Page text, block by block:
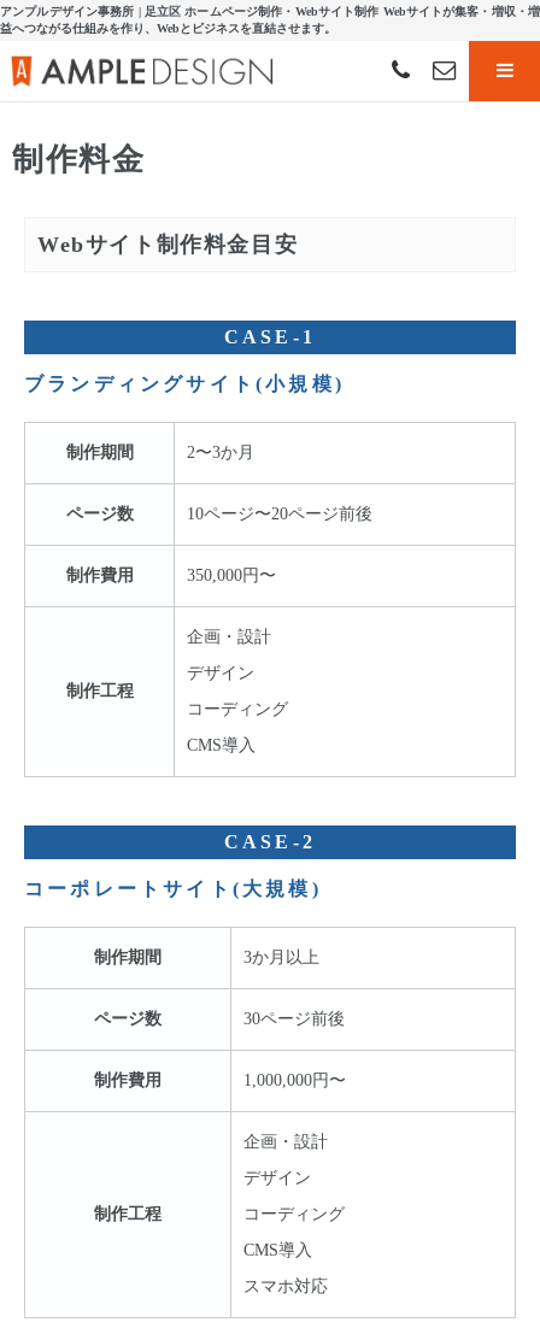
アンプルデザイン事務所 | 足立区 ホームページ制作・Webサイト制作 Webサイトが集客・増収・増
益へつながる仕組みを作り、Webとビジネスを直結させます。
制作料金
Webサイト制作料金目安
CASE-1
ブランディングサイト(小規模)
制作期間 2〜3か月
ページ数 10ページ〜20ページ前後
制作費用 350,000円〜
制作工程
企画・設計
デザイン
コーディング
CMS導入
CASE-2
コーポレートサイト(大規模)
制作期間 3か月以上
ページ数 30ページ前後
制作費用 1,000,000円〜
制作工程
企画・設計
デザイン
コーディング
CMS導入
スマホ対応